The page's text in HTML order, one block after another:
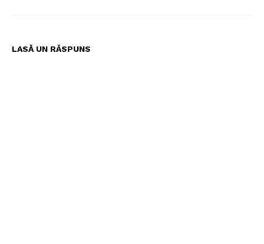
LASĂ UN RĂSPUNS